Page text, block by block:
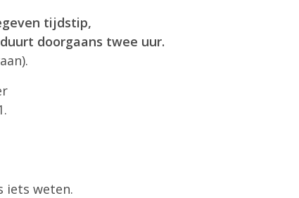
tijdstip,
doorgaans twee uur.
iets weten.